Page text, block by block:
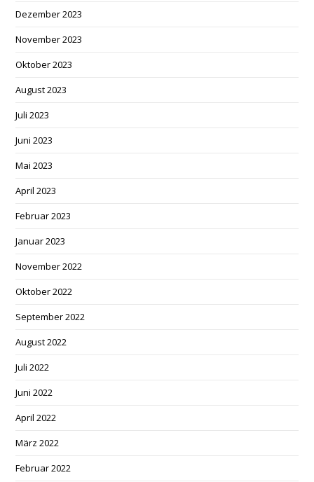
Dezember 2023
November 2023
Oktober 2023
August 2023
Juli 2023
Juni 2023
Mai 2023
April 2023
Februar 2023
Januar 2023
November 2022
Oktober 2022
September 2022
August 2022
Juli 2022
Juni 2022
April 2022
März 2022
Februar 2022